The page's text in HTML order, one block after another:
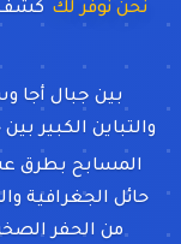
نحن نوفر لك
بين جبال أجا
والتباين الكبير
المسابح بطرق
حائل الجغرافية
من الحفر